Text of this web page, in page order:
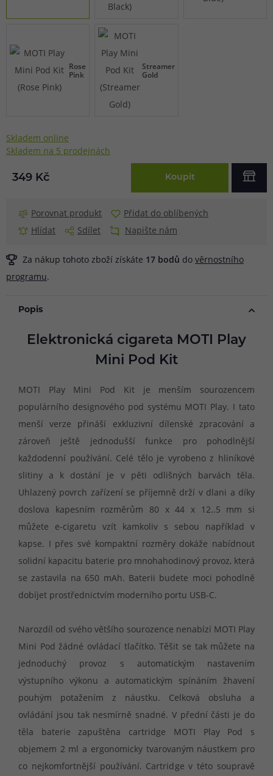
Rose
Pink
Streamer
Gold
Skladem online
Skladem na 5 prodejnách
349 Kč Koupit
Porovnat produkt
Přidat do oblíbených
Hlídat
Sdílet Napište nám
Za nákup tohoto zboží získáte 17 bodů do věrnostního
programu.
Popis
Elektronická cigareta MOTI Play
Mini Pod Kit
MOTI Play Mini Pod Kit je menším sourozencem
populárního designového pod systému MOTI Play. I tato
menší verze přináší exkluzivní dílenské zpracování a
zároveň ještě jednodušší funkce pro pohodlnější
každodenní používání. Celé tělo je vyrobeno z hliníkové
slitiny a k dostání je v pěti odlišných barvách těla.
Uhlazený povrch zařízení se příjemně drží v dlani a díky
doslova kapesním rozměrům 80 x 44 x 12..5 mm si
můžete e-cigaretu vzít kamkoliv s sebou například v
kapse. I přes své kompaktní rozměry dokáže nabídnout
solidní kapacitu baterie pro mnohahodinový provoz, která
se zastavila na 650 mAh. Baterii budete moci pohodlně
dobíjet prostřednictvím moderního portu USB-C.
Narozdíl od svého většího sourozence nenabízí MOTI Play
Mini Pod žádné ovládací tlačítko. Těšit se tak můžete na
jednoduchý provoz s automatickým nastavením
výstupního výkonu a automatickým spínáním žhavení
pouhým potažením z náustku. Celková obsluha a
ovládání jsou tak nesmírně snadné. V přední části je do
těla baterie zapuštěna cartridge MOTI Play Pod s
objemem 2 ml a ergonomicky tvarovaným náustkem pro
co nejkomfortnější používání. Cartridge v této soupravě